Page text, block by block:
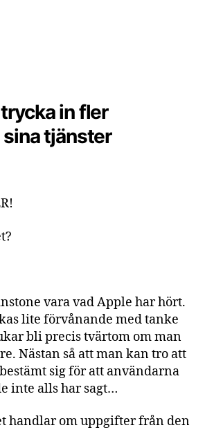
in fler
tjänster
vara vad Apple har hört.
lite förvånande med tanke
bli precis tvärtom om man
Nästan så att man kan tro att
sig för att användarna
inte alls har sagt…
handlar om uppgifter från den